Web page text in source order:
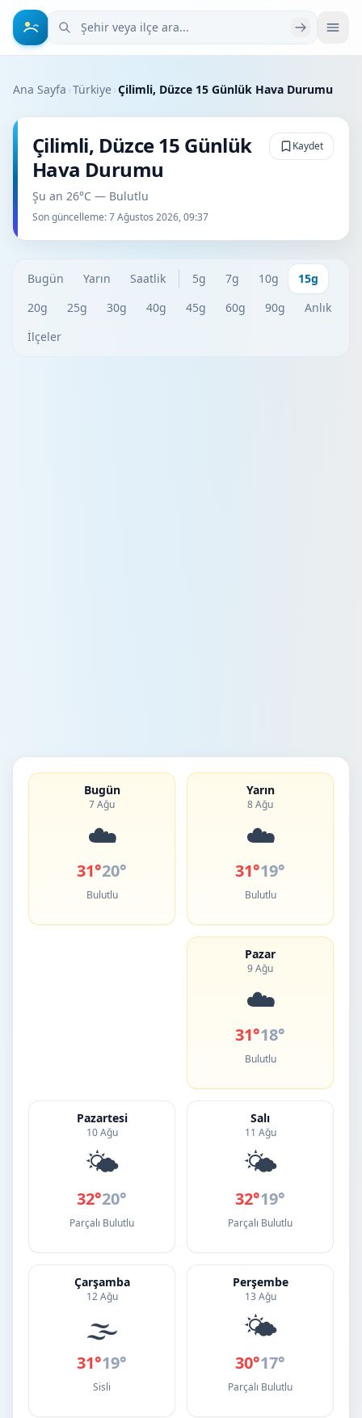
Şehir veya ilçe ara
Ana Sayfa ›Türkiye›Çilimli, Düzce 15 Günlük Hava Durumu
Çilimli, Düzce 15 Günlük
Hava Durumu
Şu an 26°C — Bulutlu
Son güncelleme:7 Ağustos 2026, 09:37
Kaydet
Bugün Yarın Saatlik 5g 7g 10g
15g
20g
25g 30g 40g 45g 60g 90g
Anlık
İlçeler
Bugün
7 Ağu
☁️
31°20°
Bulutlu
Yarın
8 Ağu
☁️
31°19°
Bulutlu
Pazar
9 Ağu
☁️
31°18°
Bulutlu
Pazartesi
10 Ağu
🌤️
32°20°
Parçalı Bulutlu
Salı
11 Ağu
🌤️
32°19°
Parçalı Bulutlu
Çarşamba
12 Ağu
🌫️
31°19°
Sisli
Perşembe
13 Ağu
🌤️
30°17°
Parçalı Bulutlu